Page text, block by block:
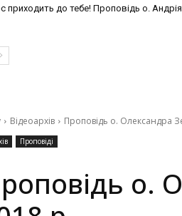
приходить до тебе! Проповідь о. Андрія